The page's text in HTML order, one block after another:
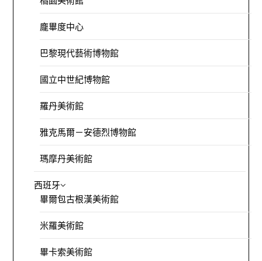
龐畢度中心
巴黎現代藝術博物館
國立中世紀博物館
羅丹美術館
雅克馬爾－安德烈博物館
瑪摩丹美術館
西班牙
畢爾包古根漢美術館
米羅美術館
畢卡索美術館